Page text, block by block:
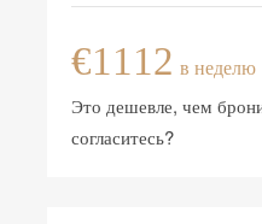
€1112 в неделю
Это дешевле, чем
согласитесь?